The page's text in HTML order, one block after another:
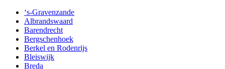
‘s-Gravenzande
Albrandswaard
Barendrecht
Bergschenhoek
Berkel en Rodenrijs
Bleiswijk
Breda